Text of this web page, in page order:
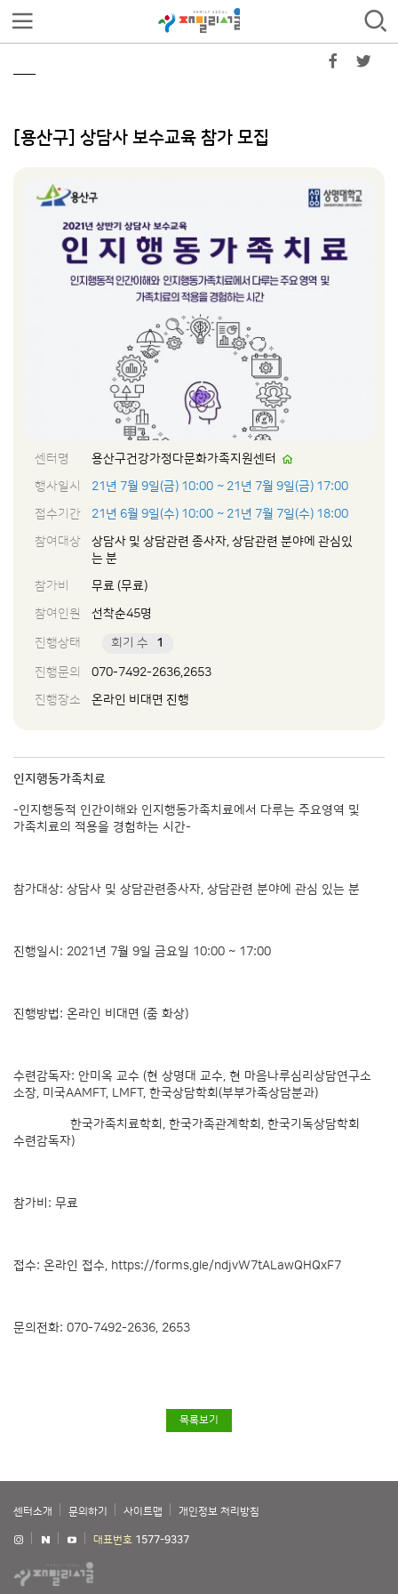
[용산구] 상담사 보수교육 참가 모집
센터명
용산구건강가정다문화가족지원센터
행사일시
21년 7월 9일(금) 10:00 ~ 21년 7월 9일(금) 17:00
접수기간
21년 6월 9일(수) 10:00 ~ 21년 7월 7일(수) 18:00
참여대상
상담사 및 상담관련 종사자, 상담관련 분야에 관심있
는 분
참가비
무료 (무료)
참여인원
선착순45명
진행상태 회기 수 1
진행문의
070-7492-2636,2653
진행장소
온라인 비대면 진행
인지행동가족치료
-인지행동적 인간이해와 인지행동가족치료에서 다루는 주요영역 및
가족치료의 적용을 경험하는 시간-
참가대상: 상담사 및 상담관련종사자, 상담관련 분야에 관심 있는 분
진행일시: 2021년 7월 9일 금요일 10:00 ~ 17:00
진행방법: 온라인 비대면 (줌 화상)
수련감독자: 안미옥 교수 (현 상명대 교수, 현 마음나루심리상담연구소
소장, 미국AAMFT, LMFT, 한국상담학회(부부가족상담분과)
한국가족치료학회, 한국가족관계학회, 한국기독상담학회
수련감독자)
참가비: 무료
접수: 온라인 접수, https://forms.gle/ndjvW7tALawQHQxF7
문의전화: 070-7492-2636, 2653
목록보기
센터소개 문의하기 사이트맵 개인정보 처리방침
대표번호 1577-9337